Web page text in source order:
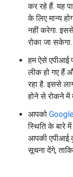
कर रहे हैं. यह
के लिए मान्य
नहीं करेगा.
रोका जा सकेगा.
हम ऐसे एपीआई
लीक हो गए हैं
रहा है. इससे
होने से रोकने में
आपको
स्थिति के बारे
आपकी एपीआई
सूचना देंगे,